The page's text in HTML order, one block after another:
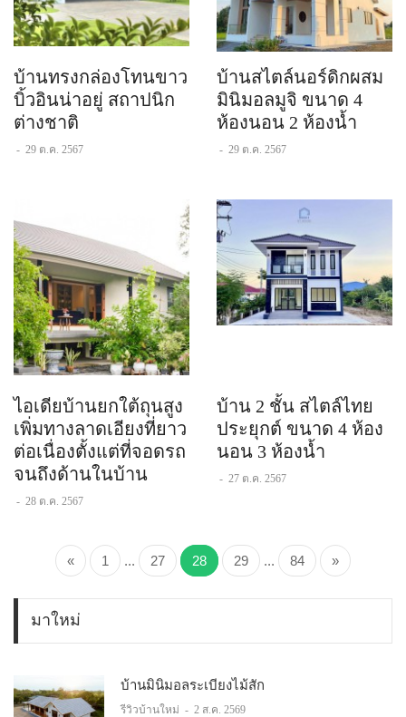
บ้านทรงกล่องโทนขาว
บิ้วอินน่าอยู่ สถาปนิก
ต่างชาติ
- 29 ต.ค. 2567
บ้านสไตล์นอร์ดิกผสม
มินิมอลมูจิ ขนาด 4
ห้องนอน 2 ห้องน้ำ
- 29 ต.ค. 2567
ไอเดียบ้านยกใต้ถุนสูง
เพิ่มทางลาดเอียงที่ยาว
ต่อเนื่องตั้งแต่ที่จอดรถ
จนถึงด้านในบ้าน
- 28 ต.ค. 2567
บ้าน 2 ชั้น สไตล์ไทย
ประยุกต์ ขนาด 4 ห้อง
นอน 3 ห้องน้ำ
- 27 ต.ค. 2567
« 1 ... 27 28 29 ... 84 »
มาใหม่
บ้านมินิมอลระเบียงไม้สัก
รีวิวบ้านใหม่ - 2 ส.ค. 2569